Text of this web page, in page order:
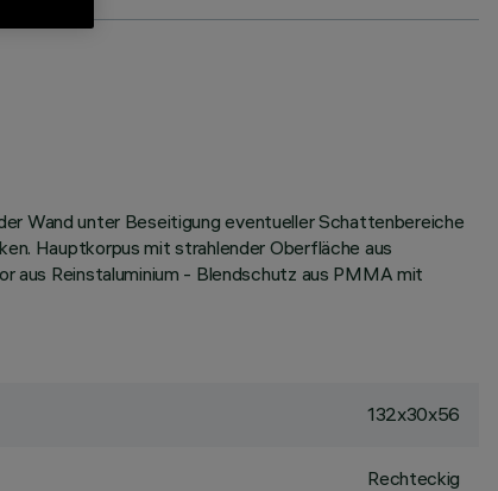
Wand unter Beseitigung eventueller Schattenbereiche
Hauptkorpus mit strahlender Oberfläche aus
aus Reinstaluminium - Blendschutz aus PMMA mit
132x30x56
Rechteckig